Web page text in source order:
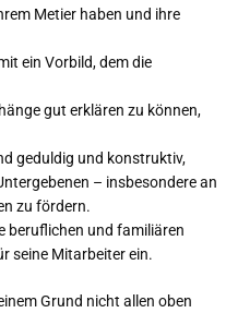
Metier haben und ihre
ein Vorbild, dem die
gut erklären zu können,
geduldig und konstruktiv,
– insbesondere an
zu fördern.
beruflichen und familiären
seine Mitarbeiter ein.
Grund nicht allen oben